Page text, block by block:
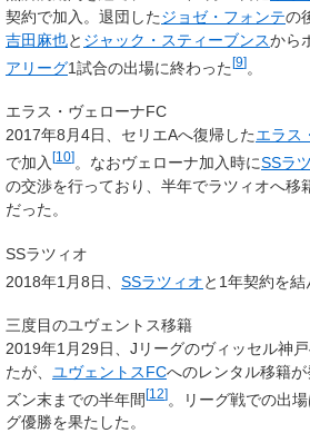
契約で加入。退団したジョゼ・フォンテの
吉田麻也と ジャック・スティーブンスから
アリーグ1試合の出場に終わった[9]。
エラス・ヴェローナFC
2017年8月4日、セリエAへ復帰したエラス
で加入 [10] 。なおヴェローナ加入時にSSラ
の交渉を行っており、半年でラツィオへ移
だった。
SSラツィオ
2018年1月8日、 SSラツィオ と1年契約を結
三度目のユヴェントス移籍
2019年1月29日、Jリーグのヴィッセル神
たが、 ユヴェントスFCへのレンタル移籍
ズン末までの半年間[12]。リーグ戦での出
グ優勝を果たした。